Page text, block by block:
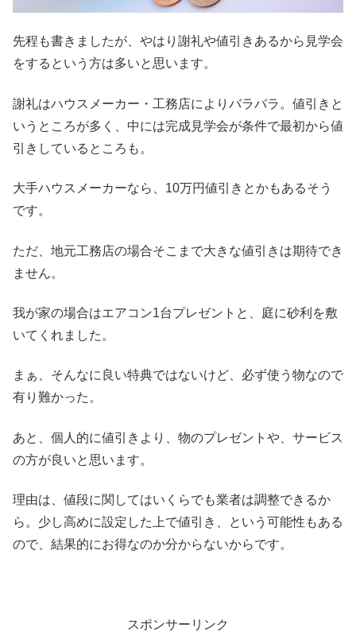
先程も書きましたが、やはり謝礼や値引きあるから見学会
をするという方は多いと思います。
謝礼はハウスメーカー・工務店によりバラバラ。値引きと
いうところが多く、中には完成見学会が条件で最初から値
引きしているところも。
大手ハウスメーカーなら、10万円値引きとかもあるそう
です。
ただ、地元工務店の場合そこまで大きな値引きは期待でき
ません。
我が家の場合はエアコン1台プレゼントと、庭に砂利を敷
いてくれました。
まぁ、そんなに良い特典ではないけど、必ず使う物なので
有り難かった。
あと、個人的に値引きより、物のプレゼントや、サービス
の方が良いと思います。
理由は、値段に関してはいくらでも業者は調整できるか
ら。少し高めに設定した上で値引き、という可能性もある
ので、結果的にお得なのか分からないからです。
スポンサーリンク